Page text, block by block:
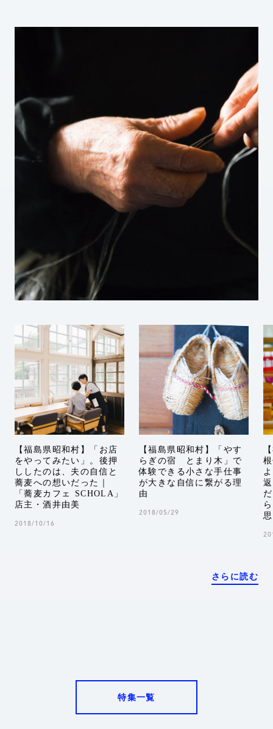
【福島県昭和村】「お店
をやってみたい」。後押
ししたのは、夫の自信と
蕎麦への想いだった｜
「蕎麦カフェ SCHOLA」
店主・酒井由美
2018/10/16
【福島県昭和村】「やす
らぎの宿 とまり木」で
体験できる小さな手仕事
が大きな自信に繋がる理
由
2018/05/29
さらに読む
特集一覧